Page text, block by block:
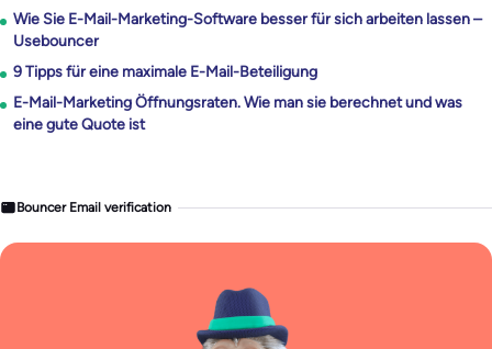
Wie Sie E-Mail-Marketing-Software besser für sich arbeiten lassen –
Usebouncer
9 Tipps für eine maximale E-Mail-Beteiligung
E-Mail-Marketing Öffnungsraten. Wie man sie berechnet und was
eine gute Quote ist
Bouncer Email verification